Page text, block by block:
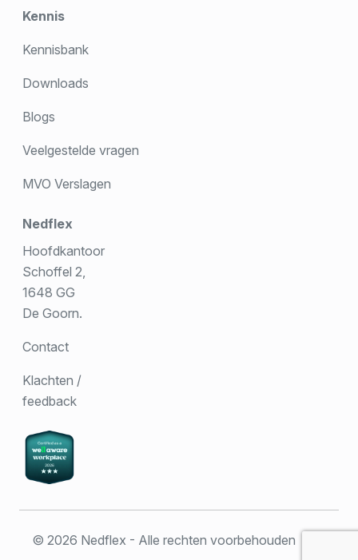
Kennis
Kennisbank
Downloads
Blogs
Veelgestelde vragen
MVO Verslagen
Nedflex
Hoofdkantoor
Schoffel 2,
1648 GG
De Goorn.
Contact
Klachten /
feedback
© 2026 Nedflex - Alle rechten voorbehouden